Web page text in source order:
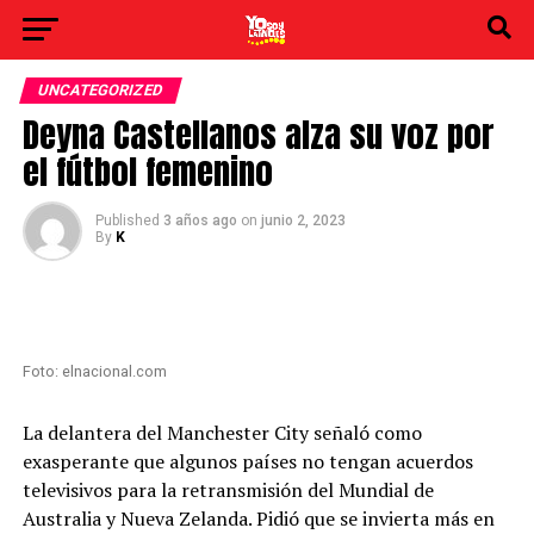
UNCATEGORIZED
Deyna Castellanos alza su voz por
el fútbol femenino
Published 3 años ago on junio 2, 2023
By K
Foto: elnacional.com
La delantera del Manchester City señaló como
exasperante que algunos países no tengan acuerdos
televisivos para la retransmisión del Mundial de
Australia y Nueva Zelanda. Pidió que se invierta más en